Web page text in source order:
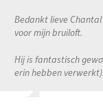
Bedankt lieve
voor mijn bruiloft.
Hij is fantastisch
erin hebben